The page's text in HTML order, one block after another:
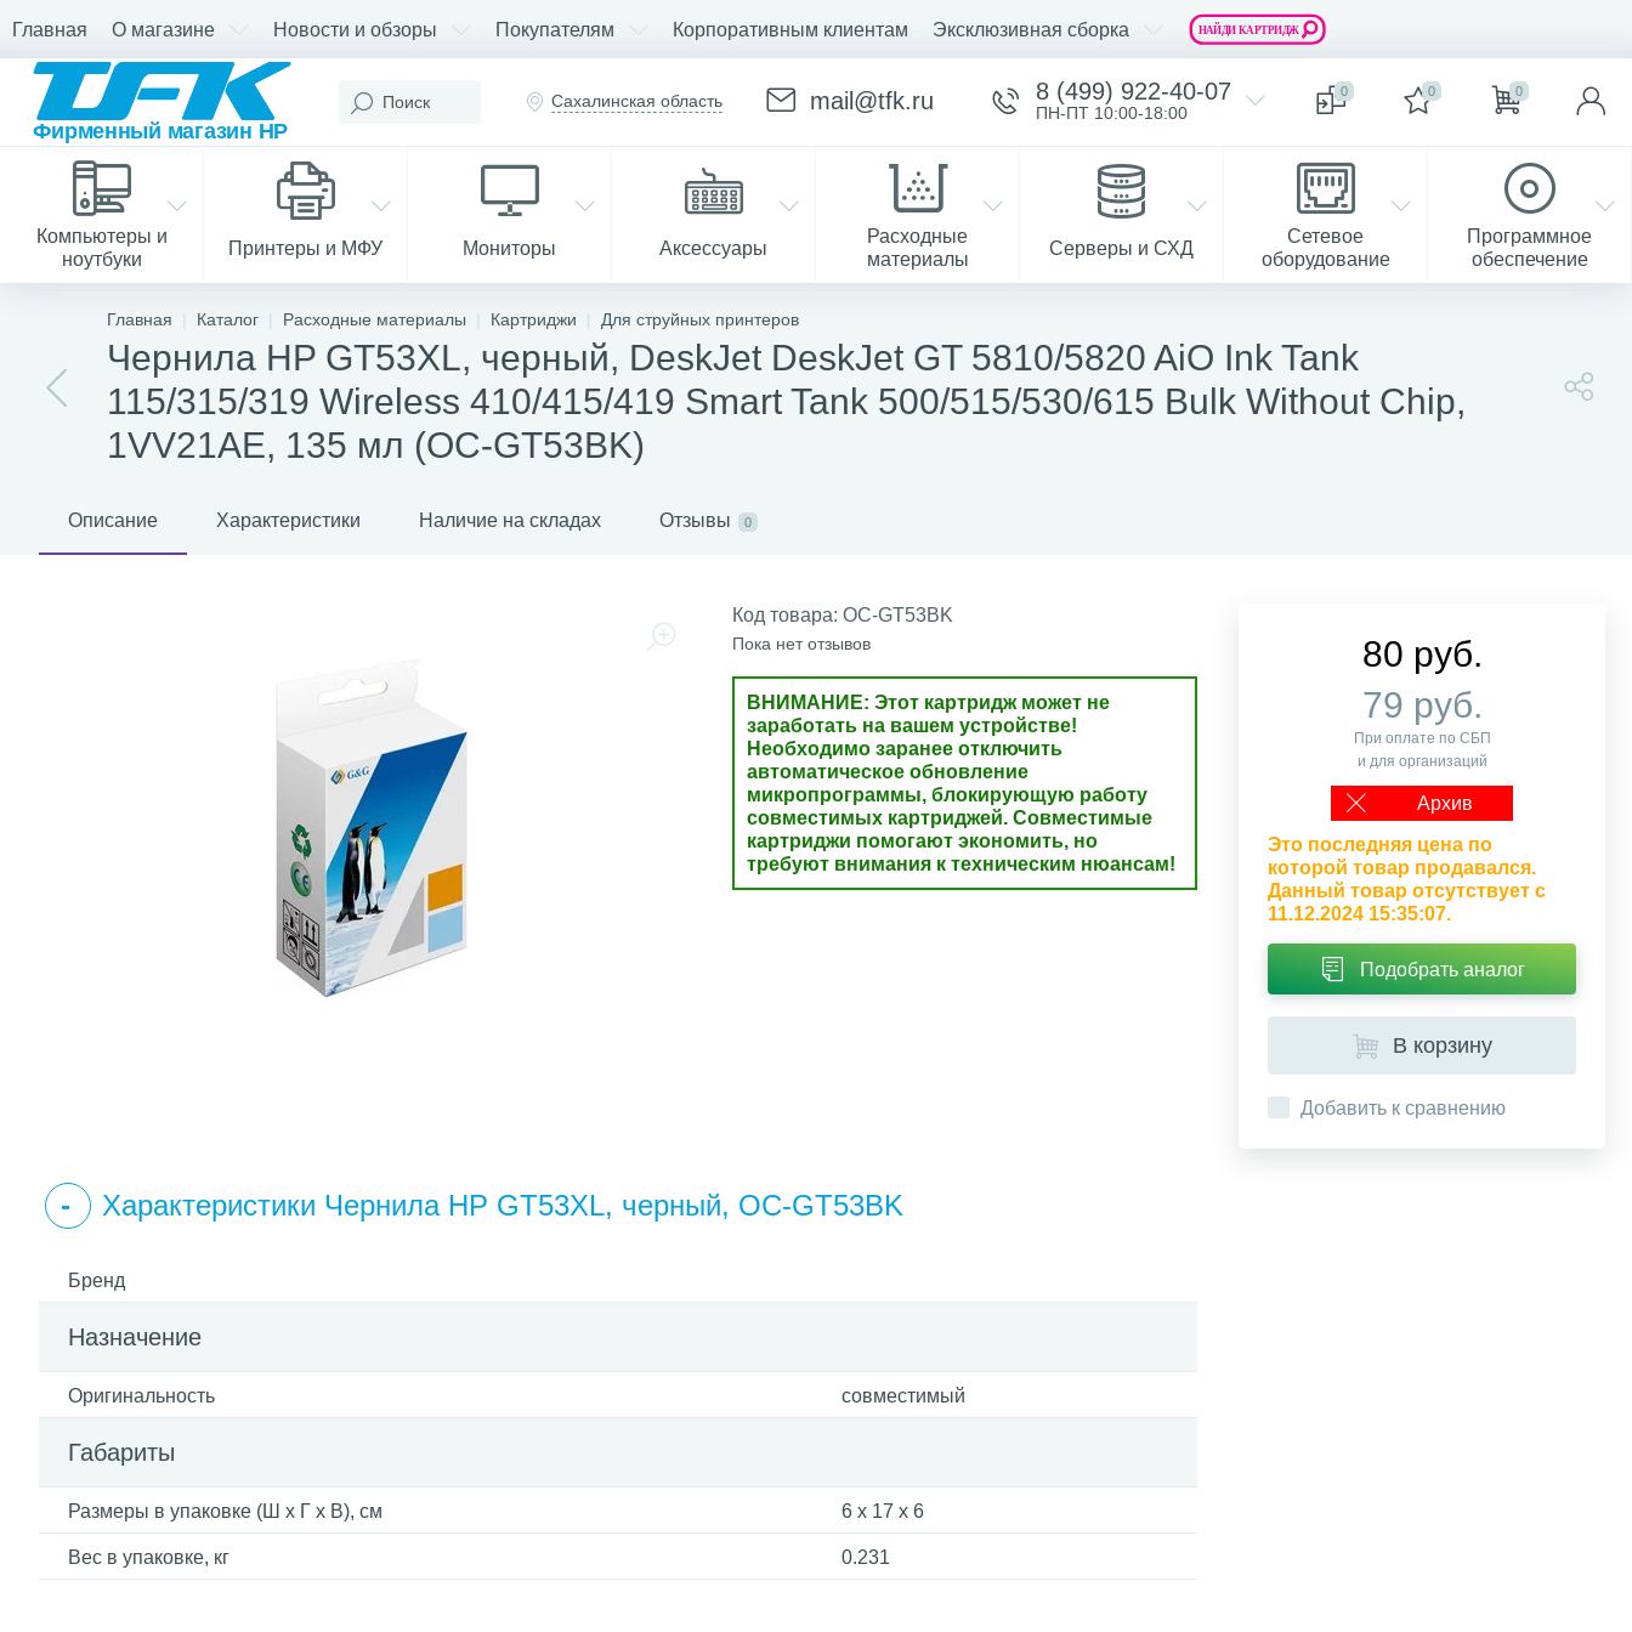
Главная О магазине Новости и обзоры Покупателям Корпоративным клиентам Эксклюзивная сборка
Сахалинская область mail@tfk.ru 8 (499) 922-40-07
ПН-ПТ 10:00-18:00
0 0 0
Компьютеры и
ноутбуки
Принтеры и МФУ Мониторы Аксессуары
Расходные
материалы
Серверы и СХД
Сетевое
оборудование
Программное
обеспечение
Запчасти
Главная Каталог Расходные материалы Картриджи Для струйных принтеров
Чернила HP GT53XL, черный, DeskJet DeskJet GT 5810/5820 AiO Ink Tank
115/315/319 Wireless 410/415/419 Smart Tank 500/515/530/615 Bulk Without Chip,
1VV21AE, 135 мл (OC-GT53BK)
Описание Характеристики Наличие на складах Отзывы 0
Код товара: OC-GT53BK
Пока нет отзывов
ВНИМАНИЕ: Этот картридж может не
заработать на вашем устройстве!
Необходимо заранее отключить
автоматическое обновление
микропрограммы, блокирующую работу
совместимых картриджей. Совместимые
картриджи помогают экономить, но
требуют внимания к техническим нюансам!
Характеристики Чернила HP GT53XL, черный, OC-GT53BK
Бренд
Назначение
Оригинальность совместимый
Габариты
Размеры в упаковке (Ш x Г x В), см 6 x 17 x 6
Вес в упаковке, кг 0.231
80 руб.
79 руб.
При оплате по СБП
и для организаций
Архив
Это последняя цена по
которой товар продавался.
Данный товар отсутствует с
11.12.2024 15:35:07.
Подобрать аналог
В корзину
Добавить к сравнению